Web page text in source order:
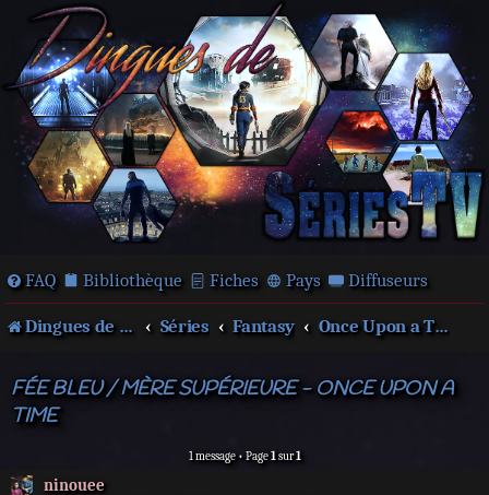
FAQ Bibliothèque Fiches Pays Diffuseurs
Dingues de séries télé ! Séries Fantasy Once Upon a Time
FÉE BLEU / MÈRE SUPÉRIEURE - ONCE UPON A
TIME
1 message • Page1sur1
ninouee